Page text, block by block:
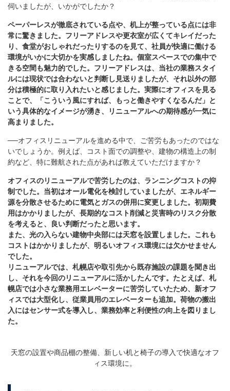
伺いましたが、いかがでしたか？
ペーパーレスが徹底されている点や、机上が整っている点には非
常に驚きました。フリーアドレスや更衣室が広くてキレイだった
り、食堂がおしゃれだったりするのを見て、社員が快適に働ける
環境がいかに大切かを実感しましたね。個室スペースでの集中で
きる空間も魅力的でした。フリーアドレスは、当社の業務スタイ
ルには現状では合わないと判断し見送りましたが、それ以外の部
分は積極的に取り入れたいと感じました。実際にオフィスを見る
ことで、「こういう風にすれば、もっと働きやすくなるんだ」と
いう具体的なイメージが湧き、リニューアルへの期待感が一気に
高まりました。
──オフィスリニューアルを進める中で、ご苦労もあったのではな
いでしょうか。例えば、コスト面での調整や、建物の構造上の制
約など、特に難航された点があれば教えていただけますか？
オフィスのリニューアルで苦労したのは、ランニングコストの抑
制でした。当初はオール電化を検討していましたが、エネルギー
源を分散させるために電気とガスの併用に変更しました。初期費
用はかかりましたが、長期的なコスト削減と災害時のリスク分散
を考えると、良い判断だったと思います。
また、光の入らない建物中央部には天窓を設置しました。これも
コストはかかりましたが、明るいオフィス環境には欠かせません
でした。
リニューアルでは、札幌店や取引先から既存施設の課題を聞き出
し、それを今回のリニューアルに活かしたんです。たとえば、札
幌店では小さな業務用エレベーターに苦労していたため、新オフ
ィスでは大型化し、従業員用のエレベーターも追加。荷物の搬出
入にはセンサー式を導入し、業務効率と利便性の向上を図りまし
た。
天窓の設置や商品棚の整備、新しい机と椅子の導入で快適なオフ
ィス環境に。